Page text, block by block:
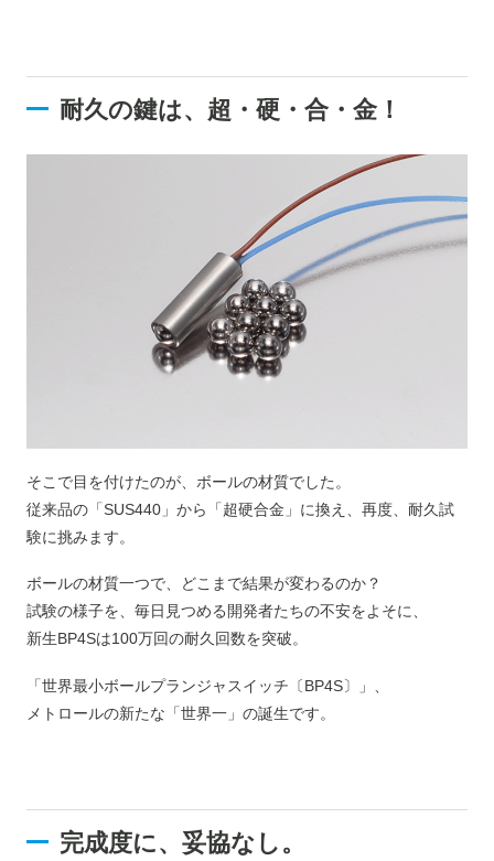
耐久の鍵は、超・硬・合・金！
そこで目を付けたのが、ボールの材質でした。
従来品の「SUS440」から「超硬合金」に換え、再度、耐久試
験に挑みます。
ボールの材質一つで、どこまで結果が変わるのか？
試験の様子を、毎日見つめる開発者たちの不安をよそに、
新生BP4Sは100万回の耐久回数を突破。
「世界最小ボールプランジャスイッチ〔BP4S〕」、
メトロールの新たな「世界一」の誕生です。
完成度に、妥協なし。